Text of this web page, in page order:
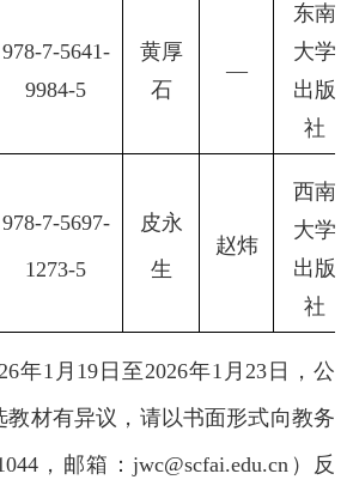
978-7-5641-
9984-5
黄厚
石
—
东南
大学
出版
社
978-7-5697-
1273-5
皮永
生
赵炜
西南
大学
出版
社
年1月19日至2026年1月23日， 公
材有异议，请以书面形式向教务
，邮箱：jwc@scfai.edu.cn）反